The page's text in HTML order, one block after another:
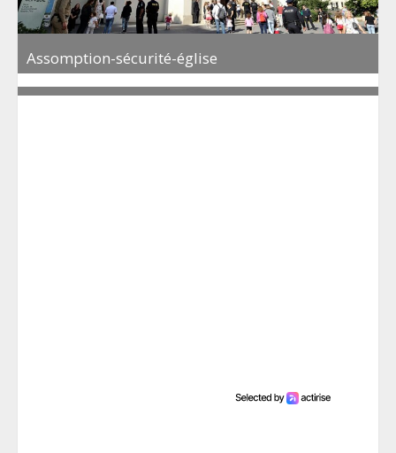
Assomption-sécurité-église